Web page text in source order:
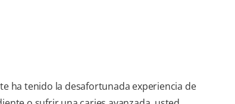
ha tenido la desafortunada experiencia de